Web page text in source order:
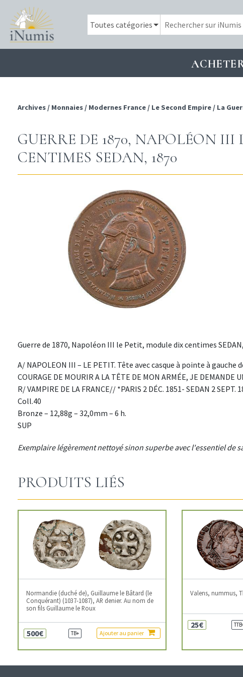
Archives / Monnaies / Modernes France / Le Second Empire / La
GUERRE DE 1870, NAPOLÉON
CENTIMES SEDAN, 1870
Guerre de 1870, Napoléon III le Petit, module dix centimes
A/ NAPOLEON III – LE PETIT. Tête avec casque à pointe à gauche
COURAGE DE MOURIR A LA TÊTE DE MON ARMÉE, JE DEMANDE
R/ VAMPIRE DE LA FRANCE// *PARIS 2 DÉC. 1851- SEDAN 2
Coll.40
Bronze – 12,88g – 32,0mm – 6 h.
SUP
Exemplaire légèrement nettoyé sinon superbe avec l'essentiel de
PRODUITS LIÉS
Normandie (duché de), Guillaume le Bâtard (le
Conquérant) (1037-1087), AR denier. Au nom de
son fils Guillaume le Roux
500€ TB+ Ajouter au panier
Valens, nummus,
25€